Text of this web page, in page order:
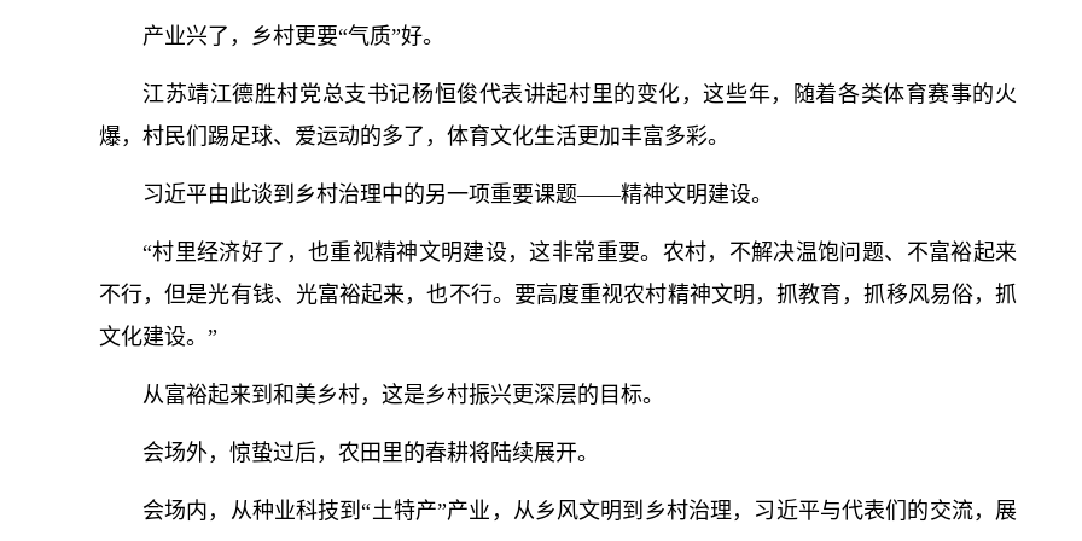
产业兴了，乡村更要“气质”好。
江苏靖江德胜村党总支书记杨恒俊代表讲起村里的变化，这些年，随着各类体育赛事的火
爆，村民们踢足球、爱运动的多了，体育文化生活更加丰富多彩。
习近平由此谈到乡村治理中的另一项重要课题——精神文明建设。
“村里经济好了，也重视精神文明建设，这非常重要。农村，不解决温饱问题、不富裕起来
不行，但是光有钱、光富裕起来，也不行。要高度重视农村精神文明，抓教育，抓移风易俗，抓
文化建设。”
从富裕起来到和美乡村，这是乡村振兴更深层的目标。
会场外，惊蛰过后，农田里的春耕将陆续展开。
会场内，从种业科技到“土特产”产业，从乡风文明到乡村治理，习 近平与代表们的交流，展